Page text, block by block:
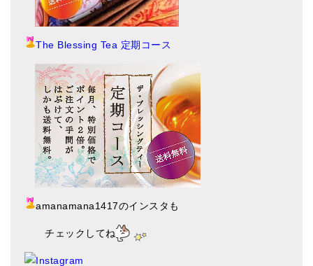
The Blessing Tea 定期コース
amanamana1417のインスタも
チェックしてね